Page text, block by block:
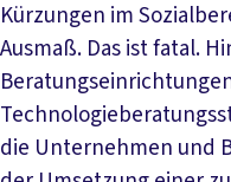
Kürzungen im
Ausmaß. Das ist fatal.
die Unternehmen und